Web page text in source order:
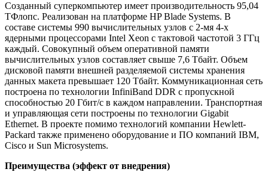
Созданный суперкомпьютер имеет производительность 95,04
ТФлопс. Реализован на платформе HP Blade Systems. В
составе системы 990 вычислительных узлов с 2-мя 4-х
ядерными процессорами Intel Xeon с тактовой частотой 3 ГГц
каждый. Совокупный объем оперативной памяти
вычислительных узлов составляет свыше 7,6 Тбайт. Объем
дисковой памяти внешней разделяемой системы хранения
данных макета превышает 120 Тбайт. Коммуникационная сеть
построена по технологии InfiniBand DDR с пропускной
способностью 20 Гбит/с в каждом направлении. Транспортная
и управляющая сети построены по технологии Gigabit
Ethernet. В проекте помимо технологий компании Hewlett-
Packard также применено оборудование и ПО компаний IBM,
Cisco и Sun Microsystems.
Преимущества (эффект от внедрения)